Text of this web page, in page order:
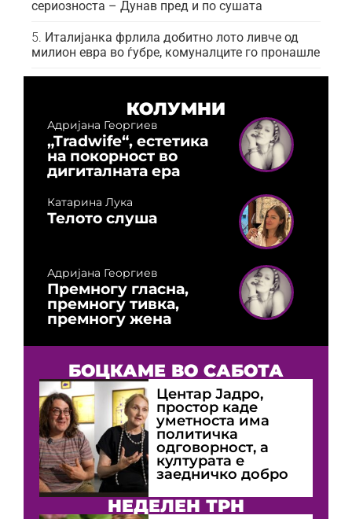
сериозноста – Дунав пред и по сушата
Италијанка фрлила добитно лото ливче од
милион евра во ѓубре, комуналците го пронашле
КОЛУМНИ
Адријана Георгиев
„Tradwife“, естетика
на покорност во
дигиталната ера
Катарина Лука
Телото слуша
Адријана Георгиев
Премногу гласна,
премногу тивка,
премногу жена
БОЦКАМЕ ВО САБОТА
Центар Јадро,
простор каде
уметноста има
политичка
одговорност, а
културата е
заедничко добро
НЕДЕЛЕН ТРН